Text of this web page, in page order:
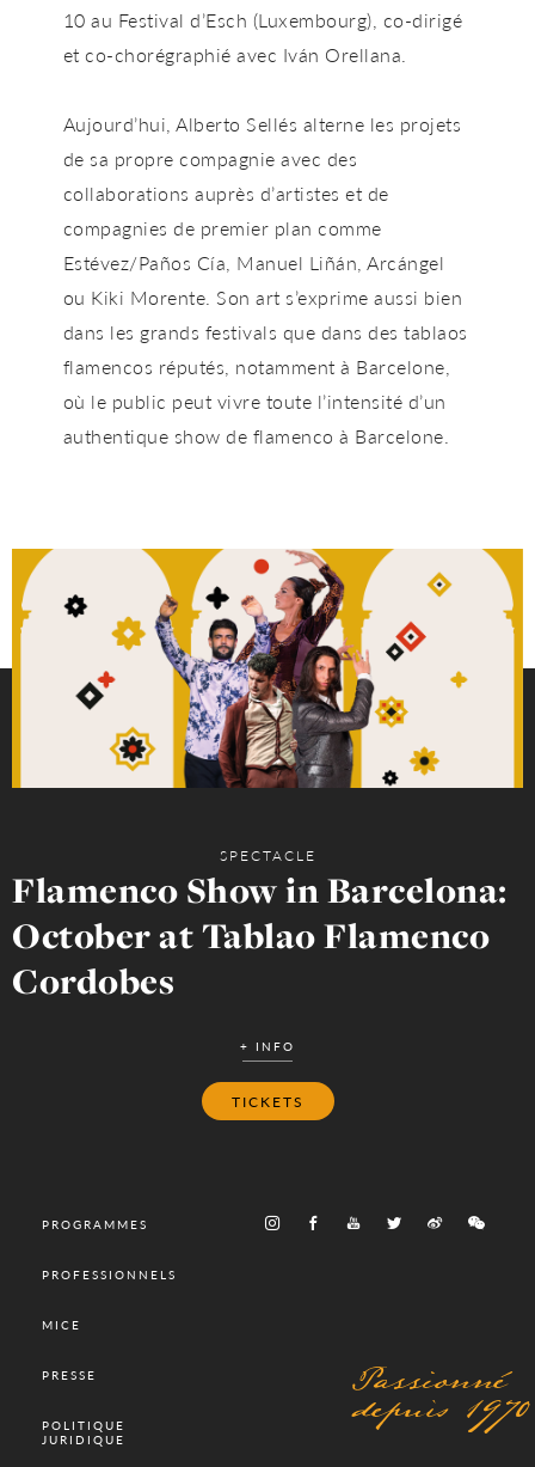
10 au Festival d’Esch (Luxembourg), co-dirigé
et co-chorégraphié avec Iván Orellana.
Aujourd’hui, Alberto Sellés alterne les projets
de sa propre compagnie avec des
collaborations auprès d’artistes et de
compagnies de premier plan comme
Estévez/Paños Cía, Manuel Liñán, Arcángel
ou Kiki Morente. Son art s’exprime aussi bien
dans les grands festivals que dans destablaos
flamencos réputés, notamment à Barcelone,
où le public peut vivre toute l’intensité d’un
authentique show de flamenco à Barcelone.
SPECTACLE
Flamenco Show in Barcelona:
October at Tablao Flamenco
Cordobes
+ INFO
TICKETS
PROGRAMMES
PROFESSIONNELS
MICE
PRESSE
POLITIQUE
JURIDIQUE
Passionné
depuis 1970